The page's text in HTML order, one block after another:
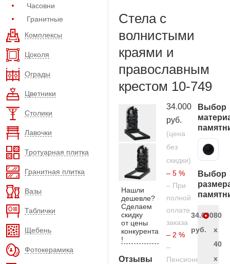
Часовни
Гранитные
Комплексы
Цоколя
Ограды
Цветники
Столики
Лавочки
Тротуарная плитка
Гранитная плитка
Вазы
Таблички
Щебень
Фотокерамика
Стела с
волнистыми
краями и
православным
крестом 10-749
Нашли
дешевле?
Сделаем
скидку
от цены
конкурента
!
Отзывы
34.000
руб.
(цена
без
скидки)
– 5 %
– При
полной
оплате
заказа
– 2 %
–
Пенсионерам
Выбор
Карельский гранит
Выбор
34.000
руб.
80
x
40
x